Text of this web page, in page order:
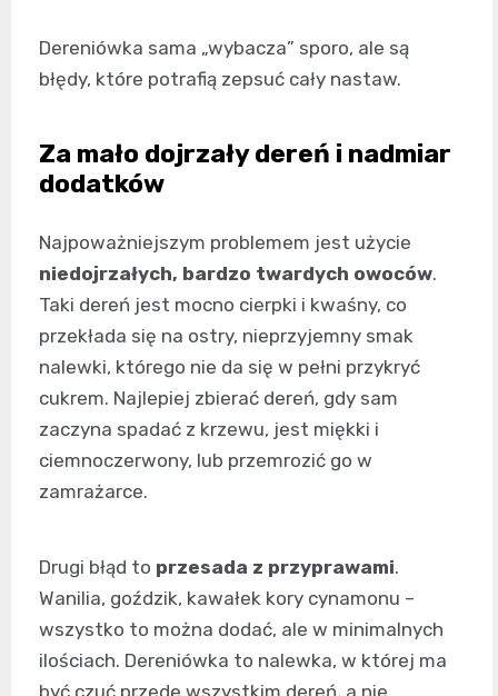
Dereniówka sama „wybacza” sporo, ale są
błędy, które potrafią zepsuć cały nastaw.
Za mało dojrzały dereń i nadmiar
dodatków
Najpoważniejszym problemem jest użycie
niedojrzałych, bardzo twardych owoców.
Taki dereń jest mocno cierpki i kwaśny, co
przekłada się na ostry, nieprzyjemny smak
nalewki, którego nie da się w pełni przykryć
cukrem. Najlepiej zbierać dereń, gdy sam
zaczyna spadać z krzewu, jest miękki i
ciemnoczerwony, lub przemrozić go w
zamrażarce.
Drugi błąd to przesada z przyprawami.
Wanilia, goździk, kawałek kory cynamonu –
wszystko to można dodać, ale w minimalnych
ilościach. Dereniówka to nalewka, w której ma